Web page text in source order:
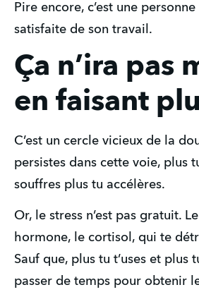
Pire encore, c’est une
satisfaite de son travail.
Ça n’ira pas
en faisant
C’est un cercle vicieux de la
persistes dans cette voie, plus
souffres plus tu accélères.
Or, le stress n’est pas gratuit.
hormone, le cortisol, qui te
Sauf que, plus tu t’uses et plus
passer de temps pour obtenir